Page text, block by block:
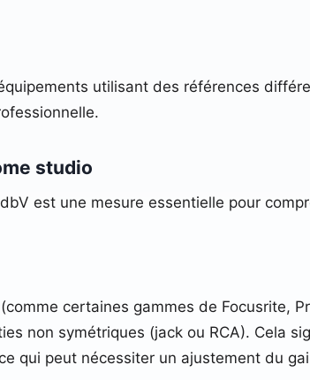
utilisant des références
studio
est une mesure essentielle pour
certaines gammes de Focusrite,
non symétriques (jack ou RCA). Cela
qui peut nécessiter un ajustement du